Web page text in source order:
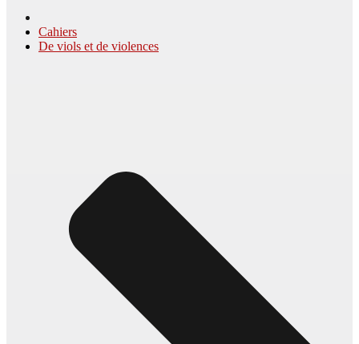
Cahiers
De viols et de violences